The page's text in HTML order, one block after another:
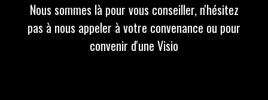
Nous sommes là pour vous conseiller, n'hésitez
pas à nous appeler à votre convenance ou pour
convenir d'une Visio